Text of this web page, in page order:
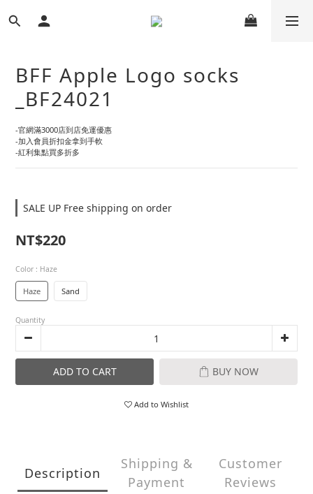
BFF Apple Logo socks
_BF24021
-官網滿3000店到店免運優惠
-加入會員折扣金拿到手軟
-紅利集點買多折多
SALE UP Free shipping on order
NT$220
Color : Haze
Haze Sand
Quantity
ADD TO CART BUY NOW
Add to Wishlist
Description
Shipping &
Payment
Customer
Reviews